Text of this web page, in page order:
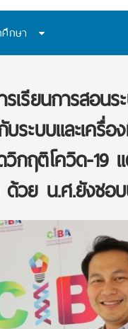
กษา
เรียนการสอนร
บระบบและเค
วิกฤติโควิด-19
วย น.ศ.ยังชอ